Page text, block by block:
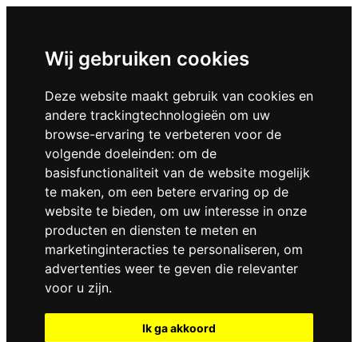
Wij gebruiken cookies
Deze website maakt gebruik van cookies en
andere trackingtechnologieën om uw
browse-ervaring te verbeteren voor de
volgende doeleinden: om de
basisfunctionaliteit van de website mogelijk
te maken, om een betere ervaring op de
website te bieden, om uw interesse in onze
producten en diensten te meten en
marketinginteracties te personaliseren, om
advertenties weer te geven die relevanter
voor u zijn.
Ik ga akkoord